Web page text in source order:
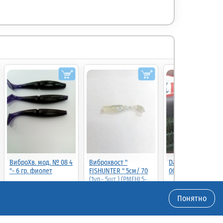
ВиброХв. мод. № 08 4
"- 6 гр. фиолет
Виброхвост "
FISHUNTER " 5см/ 70
(1уп.- 5шт.) (PMFHL5-
Dagger 4 (5шт)
001 (00140D)
40.00
4.00р.(шт.)
Понятно